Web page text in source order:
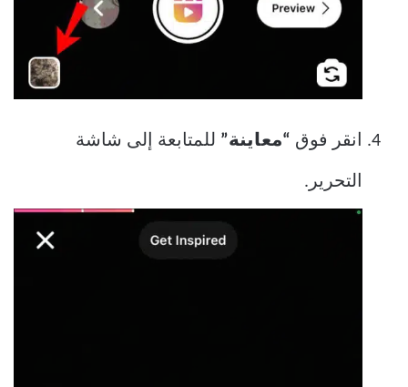
انقر فوق “معاينة” للمتابعة إلى شاشة
التحرير.